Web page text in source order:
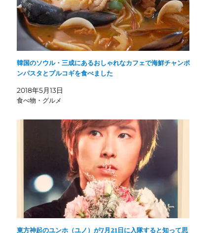
韓国のソウル・三成にあるおしゃれなカフェで海鮮チャンポ
ンパスタとプルコギを食べました
2018年5月13日
食べ物・グルメ
東方神起のユンホ（ユノ）が7月21日に入隊すると知って思